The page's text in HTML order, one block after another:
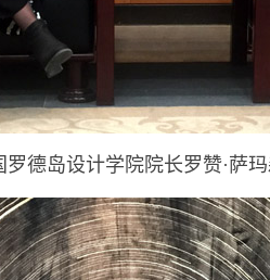
罗德岛设计学院院长罗赞·萨